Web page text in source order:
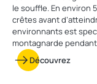
le souffle. En environ
crêtes avant
environnants est
montagnarde
Découvrez